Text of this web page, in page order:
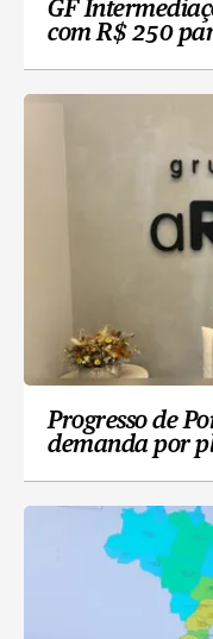
GF
com R$ 250
Progresso de
demanda por